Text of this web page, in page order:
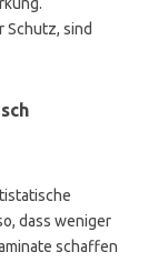
Schutz, sind
dass weniger
schaffen